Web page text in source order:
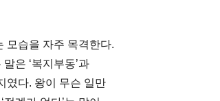
모습을 자주 목격한다.
은 ‘복지부동’과
였다. 왕이 무슨 일만